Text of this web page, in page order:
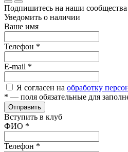
Подпишитесь на наши сообщества
Уведомить о наличии
Ваше имя
Телефон *
E-mail *
Я согласен на обработку
* — поля обязательные для
Отправить
Вступить в клуб
ФИО *
Телефон *